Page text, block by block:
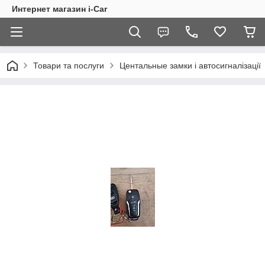
Интернет магазин i-Car
Товари та послуги Центальные замки і автосигналізації